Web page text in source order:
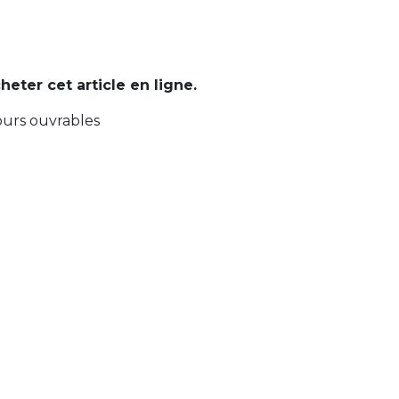
cet article en ligne.
ouvrables